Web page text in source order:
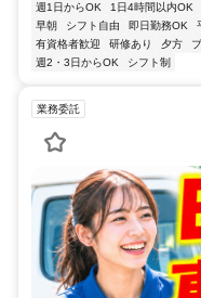
週1日からOK 1日4時間以内OK
早朝
シフト自由 即日勤務OK
有資格者歓迎
研修あり 夕方
週2・3日からOK
シフト制
業務委託